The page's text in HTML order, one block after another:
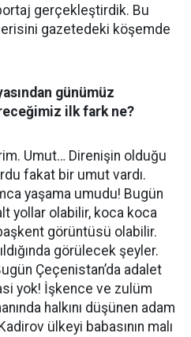
gerçekleştirdik. Bu
gazetedeki köşemde
günümüz
ilk fark ne?
Umut… Direnişin olduğu
fakat bir umut vardı.
yaşama umudu! Bugün
yollar olabilir, koca koca
görüntüsü olabilir.
görülecek şeyler.
Çeçenistan’da adalet
yok! İşkence ve zulüm
halkını düşünen adam
ülkeyi babasının malı